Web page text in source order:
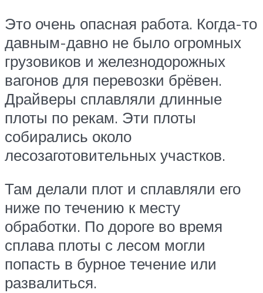
Это очень опасная работа. Когда-то
давным-давно не было огромных
грузовиков и железнодорожных
вагонов для перевозки брёвен.
Драйверы сплавляли длинные
плоты по рекам. Эти плоты
собирались около
лесозаготовительных участков.
Там делали плот и сплавляли его
ниже по течению к месту
обработки. По дороге во время
сплава плоты с лесом могли
попасть в бурное течение или
развалиться.